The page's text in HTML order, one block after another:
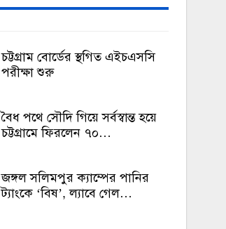
চট্টগ্রাম বোর্ডের স্থগিত এইচএসসি
পরীক্ষা শুরু
বৈধ পথে সৌদি গিয়ে সর্বস্বান্ত হয়ে
চট্টগ্রামে ফিরলেন ৭০…
জঙ্গল সলিমপুর ক্যাম্পের পানির
ট্যাংকে ‘বিষ’, ল্যাবে গেল…